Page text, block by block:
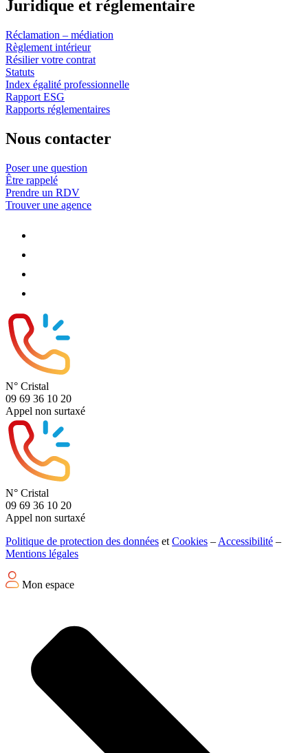
Juridique et réglementaire
Réclamation – médiation
Règlement intérieur
Résilier votre contrat
Statuts
Index égalité professionnelle
Rapport ESG
Rapports réglementaires
Nous contacter
Poser une question
Être rappelé
Prendre un RDV
Trouver une agence
N° Cristal
09 69 36 10 20
Appel non surtaxé
N° Cristal
09 69 36 10 20
Appel non surtaxé
Politique de protection des données et Cookies – Accessibilité –
Mentions légales
Mon espace